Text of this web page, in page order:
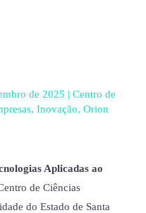
de 2025 | Centro de
, Inovação, Orion
Aplicadas ao
de Ciências
do Estado de Santa